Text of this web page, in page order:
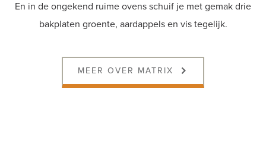
En in de ongekend ruime ovens schuif je met gemak drie
bakplaten groente, aardappels en vis tegelijk.
MEER OVER MATRIX